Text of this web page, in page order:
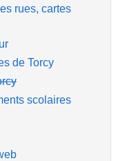
rues, cartes
de Torcy
scolaires